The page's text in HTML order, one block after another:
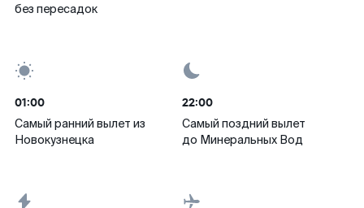
без пересадок
01:00
Самый ранний вылет из
Новокузнецка
22:00
Самый поздний вылет
до Минеральных Вод